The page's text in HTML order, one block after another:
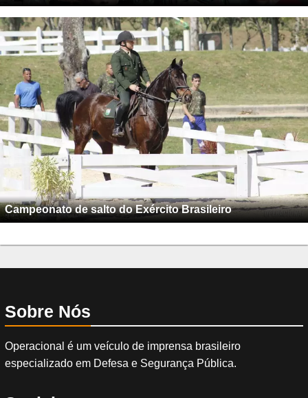
Campeonato de salto do Exército Brasileiro
Sobre Nós
Operacional é um veículo de imprensa brasileiro
especializado em Defesa e Segurança Pública.